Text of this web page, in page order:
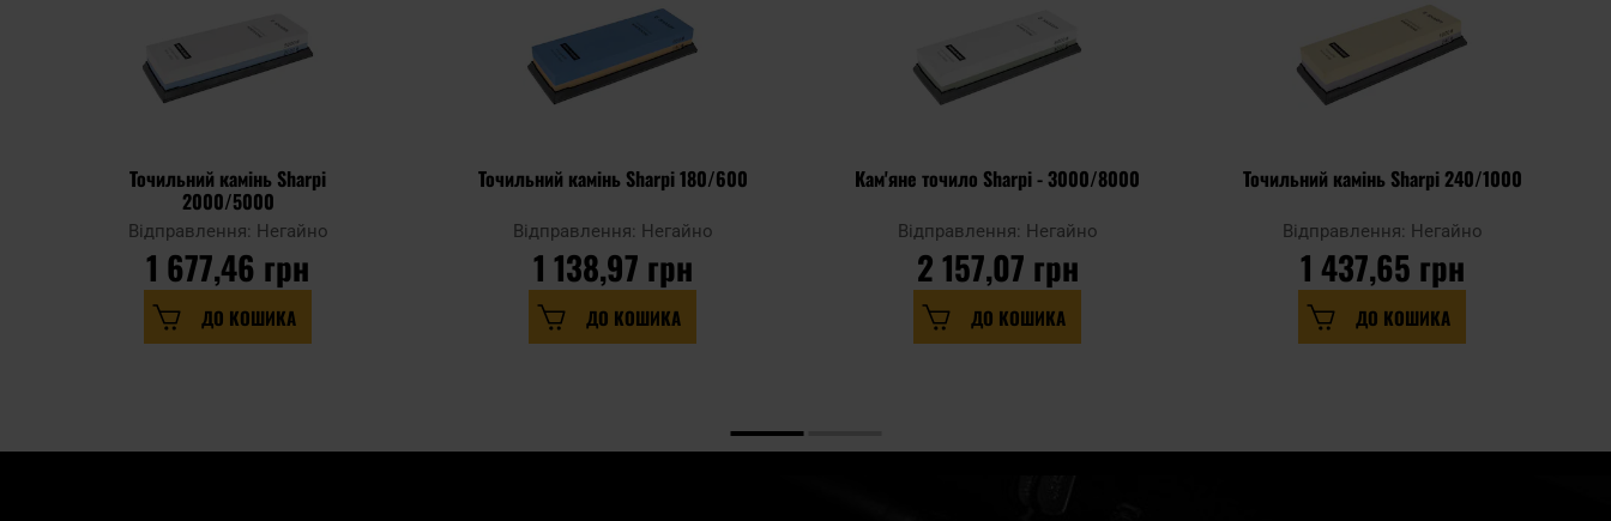
Точильний камінь Sharpi
2000/5000
Відправлення: Негайно
1 677,46 грн
ДО КОШИКА
Точильний камінь Sharpi 180/600
Відправлення: Негайно
1 138,97 грн
ДО КОШИКА
Кам'яне точило Sharpi - 3000/8000
Відправлення: Негайно
2 157,07 грн
ДО КОШИКА
Точильний камінь Sharpi 240/1000
Відправлення: Негайно
1 437,65 грн
ДО КОШИКА